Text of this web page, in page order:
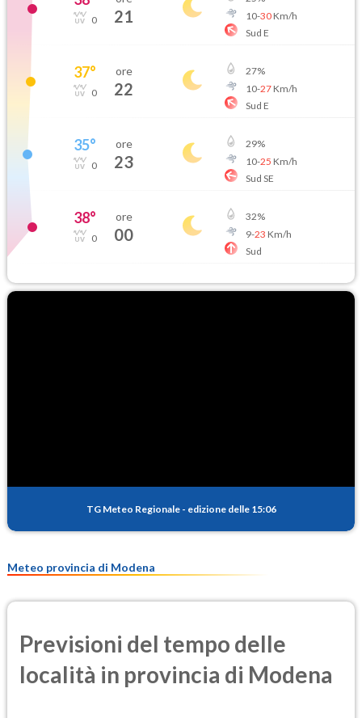
0 21
10-30Km/h
Sud E
37°
0
ore
22
27%
10-27Km/h
Sud E
35°
0
ore
23
29%
10-25 Km/h
Sud SE
38°
0
ore
00
32%
9-23 Km/h
Sud
TG Meteo Regionale - edizione delle 15:06
Meteo provincia di Modena
Previsioni del tempo delle
località in provincia di Modena